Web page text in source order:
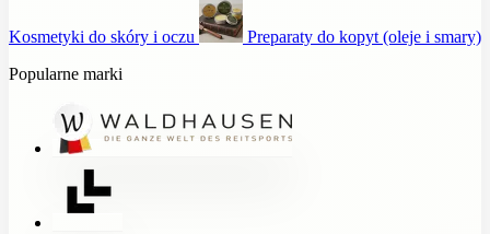
Kosmetyki do skóry i oczu
Preparaty do kopyt (oleje i smary)
Popularne marki